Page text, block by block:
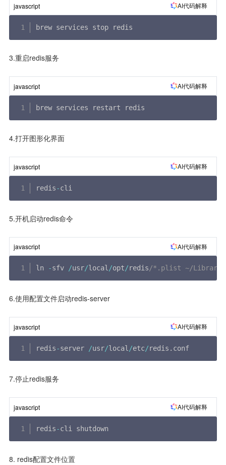
javascript AI代码解释
brew services stop redis
3.重启redis服务
javascript AI代码解释
brew services restart redis
4.打开图形化界面
javascript AI代码解释
redis-cli
5.开机启动redis命令
javascript AI代码解释
ln -sfv /usr/local/opt/redis/*.plist ~/Library/
6.使用配置文件启动redis-server
javascript AI代码解释
redis-server /usr/local/etc/redis . conf
7.停止redis服务
javascript AI代码解释
redis-cli shutdown
8. redis配置文件位置